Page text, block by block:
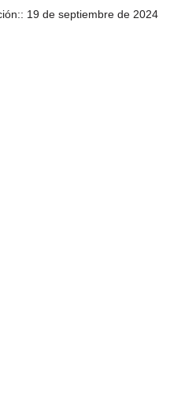
19 de septiembre de 2024